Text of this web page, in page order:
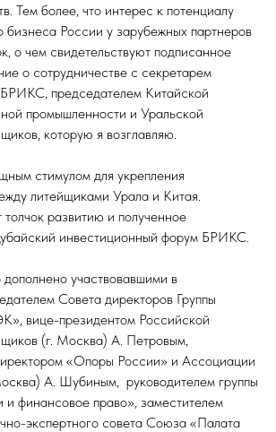
Тем более, что интерес к потенциалу
бизнеса России у зарубежных партнеров
о чем свидетельствуют подписанное
о сотрудничестве с секретарем
председателем Китайской
промышленности и Уральской
которую я возглавляю.
стимулом для укрепления
литейщиками Урала и Китая.
развитию и полученное
инвестиционный форум БРИКС.
участвовавшими в
Совета директоров Группы
вице-президентом Российской
(г. Москва) А. Петровым,
«Опоры России» и Ассоциации
А. Шубиным, руководителем группы
и финансовое право», заместителем
экспертного совета Союза «Палата